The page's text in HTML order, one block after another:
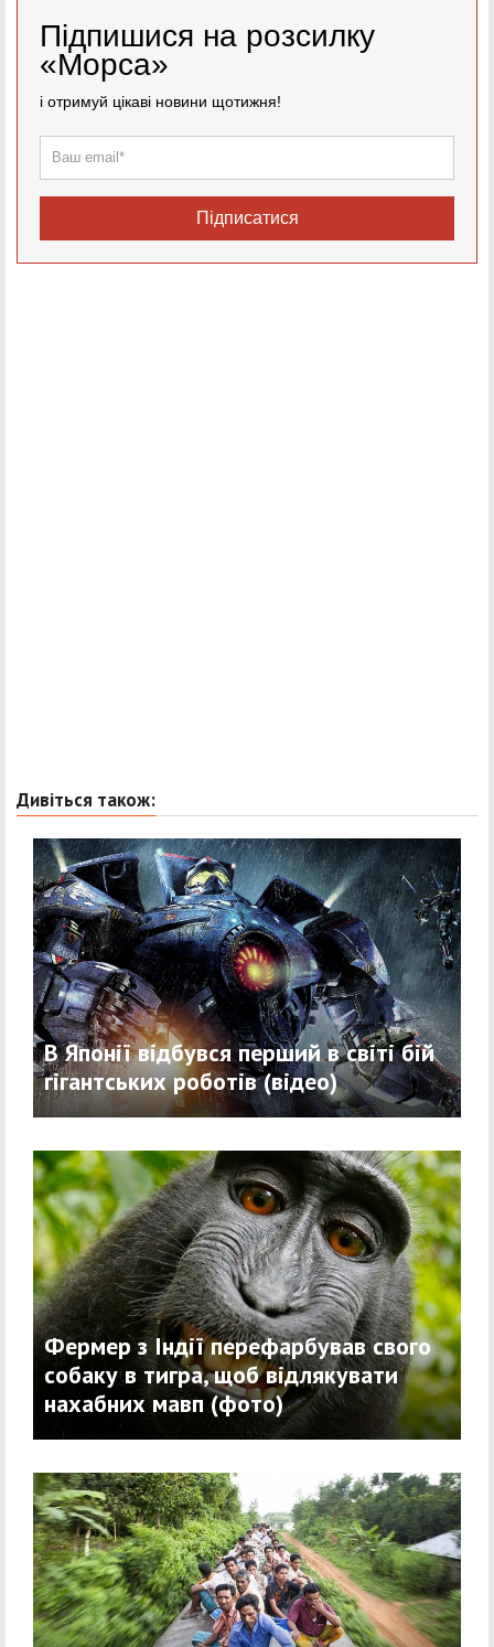
Підпишися на розсилку
«Морса»
і отримуй цікаві новини щотижня!
Підписатися
Дивіться також:
В Японії відбувся перший в світі бій
гігантських роботів (відео)
Фермер з Індії перефарбував свого
собаку в тигра, щоб відлякувати
нахабних мавп (фото)